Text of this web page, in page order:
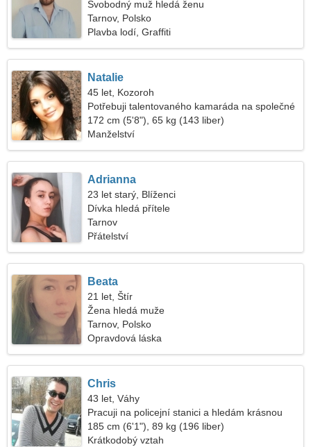
Svobodný muž hledá ženu
Tarnov, Polsko
Plavba lodí, Graffiti
Natalie
45 let, Kozoroh
Potřebuji talentovaného kamaráda na společné
lyžování
172 cm (5'8"), 65 kg (143 liber)
Manželství
Adrianna
23 let starý, Blíženci
Dívka hledá přítele
Tarnov
Přátelství
Beata
21 let, Štír
Žena hledá muže
Tarnov, Polsko
Opravdová láska
Chris
43 let, Váhy
Pracuji na policejní stanici a hledám krásnou
ženu
185 cm (6'1"), 89 kg (196 liber)
Krátkodobý vztah